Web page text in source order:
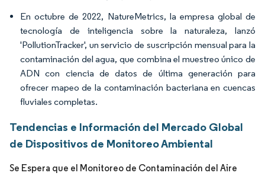
En octubre de 2022, NatureMetrics, la empresa global de
tecnología de inteligencia sobre la naturaleza, lanzó
'PollutionTracker', un servicio de suscripción mensual para la
contaminación del agua, que combina el muestreo único de
ADN con ciencia de datos de última generación para
ofrecer mapeo de la contaminación bacteriana en cuencas
fluviales completas.
Tendencias e Información del Mercado Global
de Dispositivos de Monitoreo Ambiental
Se Espera que el Monitoreo de Contaminación del Aire